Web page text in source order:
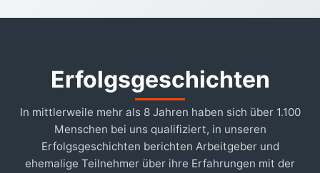
Erfolgsgeschichten
In mittlerweile mehr als 8 Jahren haben sich über 1.100
Menschen bei uns qualifiziert, in unseren
Erfolgsgeschichten berichten Arbeitgeber und
ehemalige Teilnehmer über ihre Erfahrungen mit der